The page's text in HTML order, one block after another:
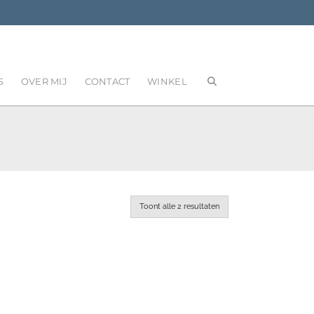
OVER MIJ CONTACT WINKEL
Toont alle 2 resultaten